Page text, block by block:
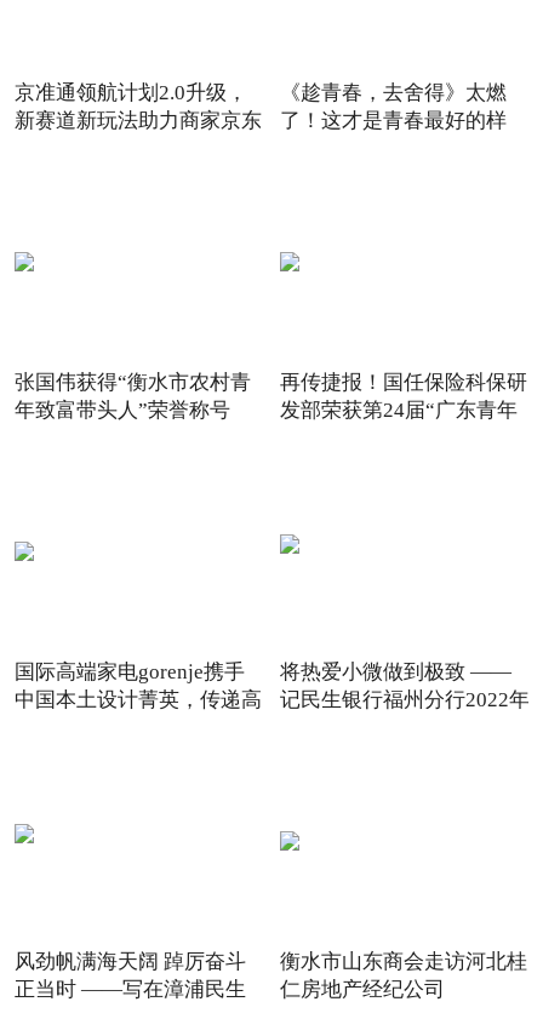
京准通领航计划2.0升级，
新赛道新玩法助力商家京东
《趁青春，去舍得》太燃
了！这才是青春最好的样
张国伟获得“衡水市农村青
年致富带头人”荣誉称号
再传捷报！国任保险科保研
发部荣获第24届“广东青年
国际高端家电gorenje携手
中国本土设计菁英，传递高
将热爱小微做到极致 ——
记民生银行福州分行2022年
风劲帆满海天阔 踔厉奋斗
正当时 ——写在漳浦民生
衡水市山东商会走访河北桂
仁房地产经纪公司